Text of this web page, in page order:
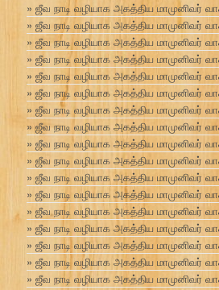
ஜீவ நாடி வழியாக அகத்திய மாமுனிவர்
ஜீவ நாடி வழியாக அகத்திய மாமுனிவர்
ஜீவ நாடி வழியாக அகத்திய மாமுனிவர்
ஜீவ நாடி வழியாக அகத்திய மாமுனிவர்
ஜீவ நாடி வழியாக அகத்திய மாமுனிவர்
ஜீவ நாடி வழியாக அகத்திய மாமுனிவர்
ஜீவ நாடி வழியாக அகத்திய மாமுனிவர்
ஜீவ நாடி வழியாக அகத்திய மாமுனிவர்
ஜீவ நாடி வழியாக அகத்திய மாமுனிவர்
ஜீவ நாடி வழியாக அகத்திய மாமுனிவர்
ஜீவ நாடி வழியாக அகத்திய மாமுனிவர்
ஜீவ நாடி வழியாக அகத்திய மாமுனிவர்
ஜீவ நாடி வழியாக அகத்திய மாமுனிவர்
ஜீவ நாடி வழியாக அகத்திய மாமுனிவர்
ஜீவ நாடி வழியாக அகத்திய மாமுனிவர்
ஜீவ நாடி வழியாக அகத்திய மாமுனிவர்
ஜீவ நாடி வழியாக அகத்திய மாமுனிவர்